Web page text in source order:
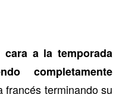
a la temporada
completamente
francés terminando su